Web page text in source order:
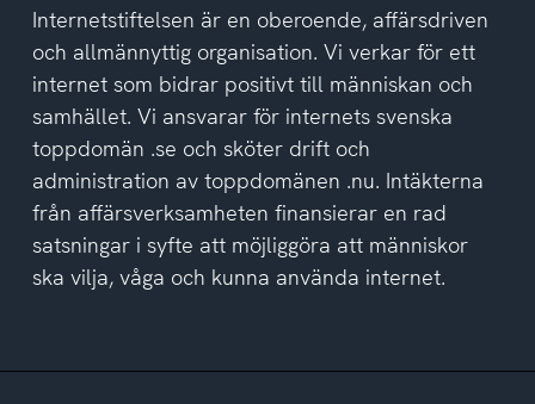
del
av
integritetspolicyn
Internetstiftelsen är en oberoende, affärsdriven
och allmännyttig organisation. Vi verkar för ett
internet som bidrar positivt till människan och
samhället. Vi ansvarar för internets svenska
toppdomän .se och sköter drift och
administration av toppdomänen .nu. Intäkterna
från affärsverksamheten finansierar en rad
satsningar i syfte att möjliggöra att människor
ska vilja, våga och kunna använda internet.